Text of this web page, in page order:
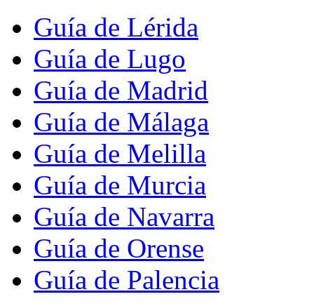
Guía de Lérida
Guía de Lugo
Guía de Madrid
Guía de Málaga
Guía de Melilla
Guía de Murcia
Guía de Navarra
Guía de Orense
Guía de Palencia